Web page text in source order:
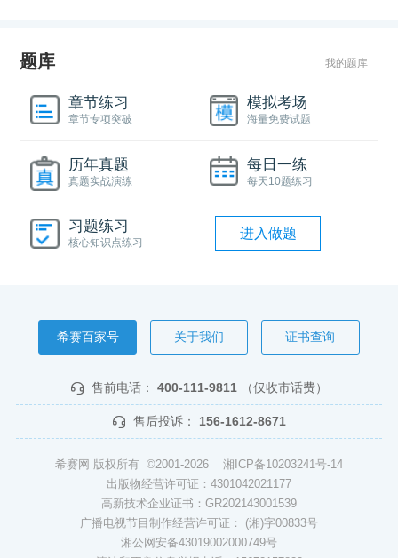
题库 我的题库
章节练习
章节专项突破
模拟考场
海量免费试题
历年真题
真题实战演练
每日一练
每天10题练习
习题练习
核心知识点练习
进入做题
希赛百家号 关于我们 证书查询
售前电话： 400-111-9811 （仅收市话费）
售后投诉： 156-1612-8671
希赛网 版权所有 ©2001-2026 湘ICP备10203241号-14
出版物经营许可证：4301042021177
高新技术企业证书：GR202143001539
广播电视节目制作经营许可证： (湘)字00833号
湘公网安备43019002000749号